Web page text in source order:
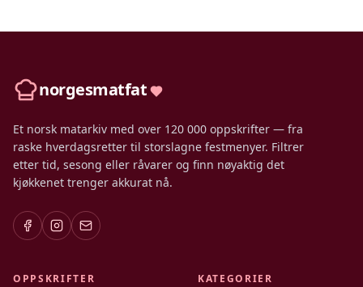
norgesmatfat
Et norsk matarkiv med over 120 000 oppskrifter — fra
raske hverdagsretter til storslagne festmenyer. Filtrer
etter tid, sesong eller råvarer og finn nøyaktig det
kjøkkenet trenger akkurat nå.
OPPSKRIFTER KATEGORIER